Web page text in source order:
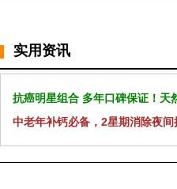
实用资讯
抗癌明星组合 多年口碑保证！天
中老年补钙必备，2星期消除夜